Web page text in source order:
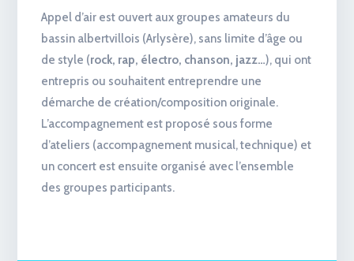
Appel d’air est ouvert aux groupes amateurs du
bassin albertvillois (Arlysère), sans limite d’âge ou
de style (rock, rap, électro, chanson, jazz…), qui ont
entrepris ou souhaitent entreprendre une
démarche de création/composition originale.
L’accompagnement est proposé sous forme
d’ateliers (accompagnement musical, technique) et
un concert est ensuite organisé avec l’ensemble
des groupes participants.